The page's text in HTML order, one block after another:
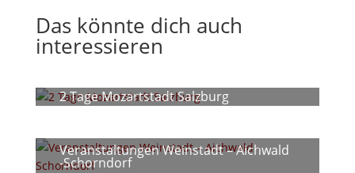
Das könnte dich auch
interessieren
2 Tage Mozartstadt Salzburg
Veranstaltungen Weinstadt – Aichwald
-Schorndorf